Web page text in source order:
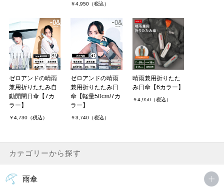
購入者
ケースがとてもしっかりしていて、出し入れが楽でした。
傘も開いたり閉じたりもスムーズに動くししっかり晴雨どちらも
守ってくれそうで満足です。
じょあさん（2件） 購入者
非公開 投稿日：2024年06月20日
かなぁって思いましたがさしてみるとそこまできになりませんでし
た。大きさはちょうどよく、子供が日陰には入れてよかったです。
さばさん（1件）
￥4,950（税込）
ゼロアンドの晴雨
兼用折りたたみ自
動開閉日傘【7カ
ラー】
￥4,730（税込）
ゼロアンドの晴雨
兼用折りたたみ日
傘【軽量50cm/7カ
ラー】
￥3,740（税込）
晴雨兼用折りたた
み日傘【6カラー】
￥4,950（税込）
カテゴリーから探す
雨傘